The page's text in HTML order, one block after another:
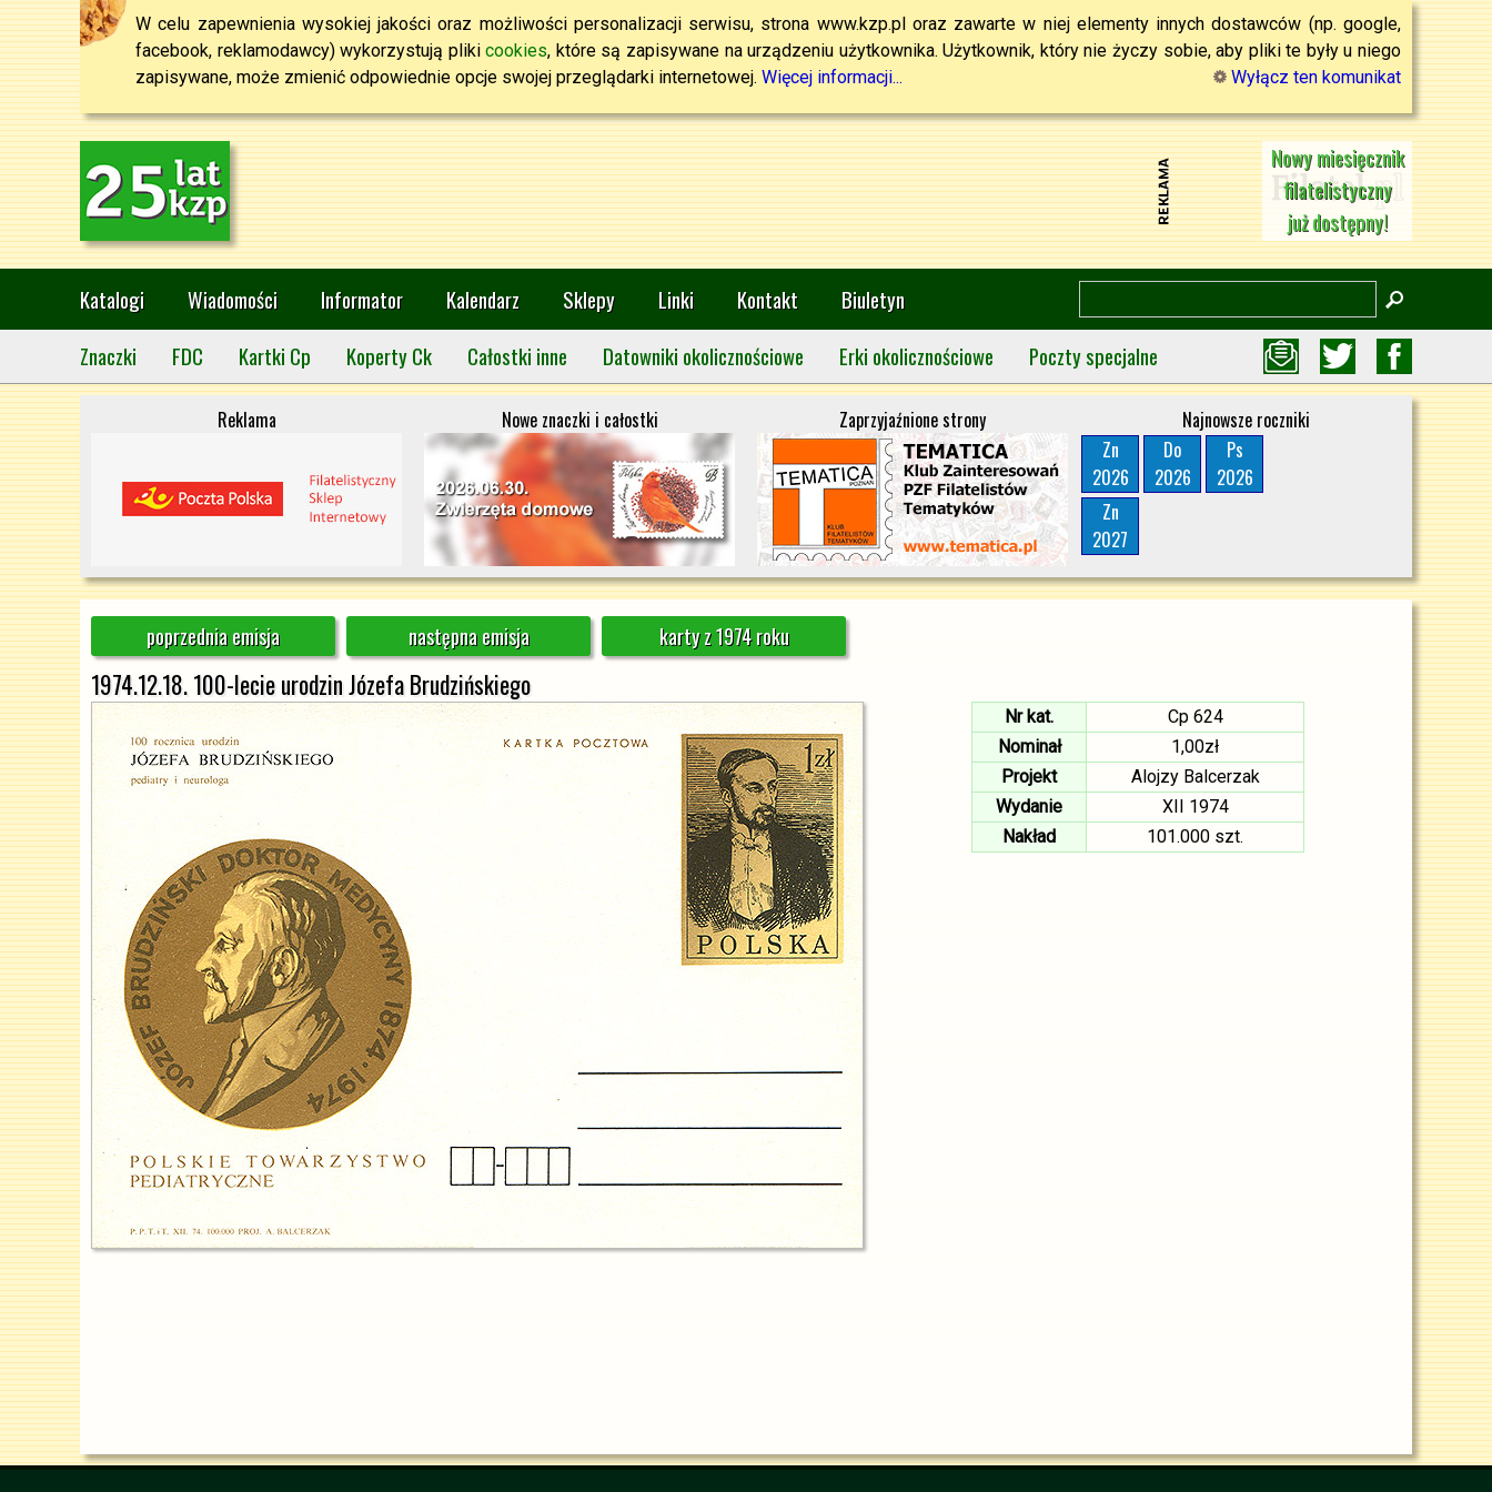
W celu zapewnienia wysokiej jakości oraz możliwości personalizacji serwisu, strona www.kzp.pl oraz zawarte w niej elementy innych dostawców (np. google,
facebook, reklamodawcy) wykorzystują plikicookies, które są zapisywane na urządzeniu użytkownika. Użytkownik, który nie życzy sobie, aby pliki te były u niego
zapisywane, może zmienić odpowiednie opcje swojej przeglądarki internetowej. Więcej informacji... Wyłącz ten komunikat
Nowy miesięcznik
filatelistyczny
już dostępny!
Katalogi Wiadomości Informator Kalendarz Sklepy Linki Kontakt
Biuletyn
Znaczki
FDC Kartki Cp Koperty Ck Całostki inne Datowniki okolicznościowe Erki okolicznościowe Poczty specjalne
Reklama Nowe znaczki i całostki Zaprzyjaźnione strony
Najnowsze roczniki
Zn
2026
Do
2026
Ps
2026
Zn
2027
poprzednia emisja następna emisja karty z 1974 roku
1974.12.18. 100-lecie urodzin Józefa Brudzińskiego
Nr kat.
Cp 624
Nominał
1,00zł
Projekt
Alojzy Balcerzak
Wydanie
XII 1974
Nakład
101.000 szt.